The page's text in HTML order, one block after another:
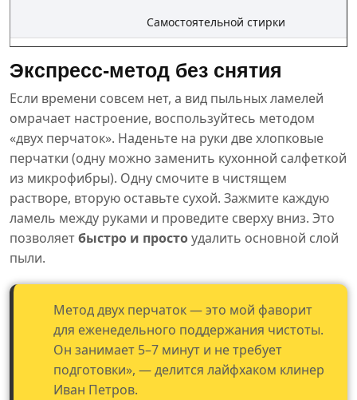
Самостоятельной стирки
Экспресс-метод без снятия
Если времени совсем нет, а вид пыльных ламелей
омрачает настроение, воспользуйтесь методом
«двух перчаток». Наденьте на руки две хлопковые
перчатки (одну можно заменить кухонной салфеткой
из микрофибры). Одну смочите в чистящем
растворе, вторую оставьте сухой. Зажмите каждую
ламель между руками и проведите сверху вниз. Это
позволяетбыстро и простоудалить основной слой
пыли.
Метод двух перчаток — это мой фаворит
для еженедельного поддержания чистоты.
Он занимает 5–7 минут и не требует
подготовки», — делится лайфхаком клинер
Иван Петров.